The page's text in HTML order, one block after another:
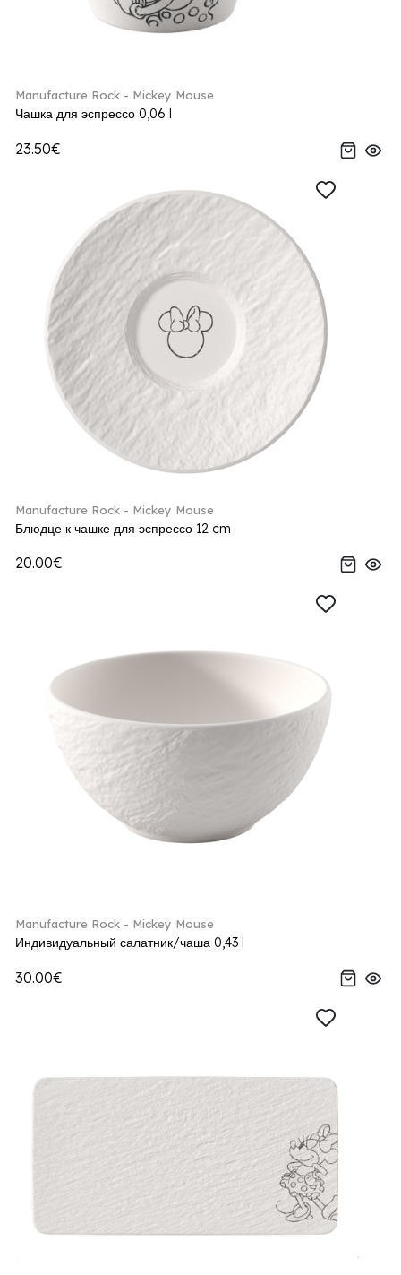
Manufacture Rock - Mickey Mouse
Чашка для эспрессо 0,06 l
23.50€
Manufacture Rock - Mickey Mouse
Блюдце к чашке для эспрессо 12 cm
20.00€
Manufacture Rock - Mickey Mouse
Индивидуальный салатник/чаша 0,43 l
30.00€